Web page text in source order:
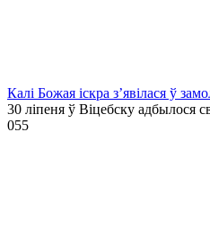
Калі Божая іскра з’явілася ў
30 ліпеня ў Віцебску адбылося
055